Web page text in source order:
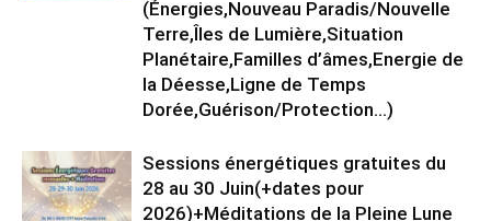
(Énergies,Nouveau Paradis/Nouvelle
Terre,Îles de Lumière,Situation
Planétaire,Familles d’âmes,Energie de
la Déesse,Ligne de Temps
Dorée,Guérison/Protection…)
Sessions énergétiques gratuites du
28 au 30 Juin(+dates pour
2026)+Méditations de la Pleine Lune